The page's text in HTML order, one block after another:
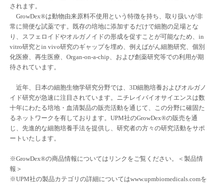
されます。
GrowDex®は動物由来原料不使用という特徴を持ち、取り扱いが非
常に簡便な試薬です。既存の培地に添加するだけで細胞の足場とな
り、スフェロイドやオルガノイドの形成を促すことが可能なため、 in
vitro研究と in vivo研究のギャップを埋め、例えばがん細胞研究、個別
化医療、再生医療、 Organ-on-a-chip、および創薬研究等での利用が期
待されています。
近年、日本の細胞生物学研究分野では、3D細胞培養およびオルガノ
イド研究が急速に注目されています。ニチレイバイオサイエンスは数
十年にわたる培地・血清製品の販売活動を通じて、この分野に確固た
るネットワークを有しております。 UPM社のGrowDex®の販売を通
じ、先進的な細胞培養手法を提供し、研究者の方々の研究活動をサポ
ートいたします。
※GrowDex®の商品情報についてはリンクをご覧ください。
＜製品情
報＞
※UPM社の製品カテゴリの詳細についてはwww.upmbiomedicals.comを